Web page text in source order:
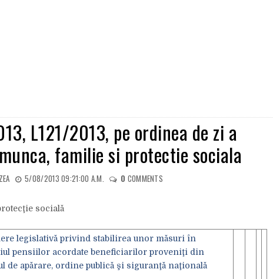
L121/2013, pe ordinea de zi a
familie si protectie sociala
5/08/2013 09:21:00 A.M. 0 COMMENTS
socială
legislativă privind stabilirea unor măsuri în
pensiilor acordate beneficiarilor proveniţi din
de apărare, ordine publică şi siguranţă naţională